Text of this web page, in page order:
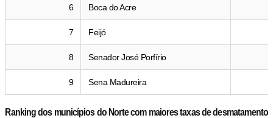
6 Boca do Acre
7 Feijó
8 Senador José Porfírio
9 Sena Madureira